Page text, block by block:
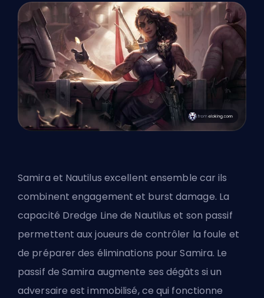
Samira et Nautilus excellent ensemble car ils
combinent engagement et burst damage. La
capacité Dredge Line de Nautilus et son passif
permettent aux joueurs de contrôler la foule et
de préparer des éliminations pour Samira. Le
passif de Samira augmente ses dégâts si un
adversaire est immobilisé, ce qui fonctionne